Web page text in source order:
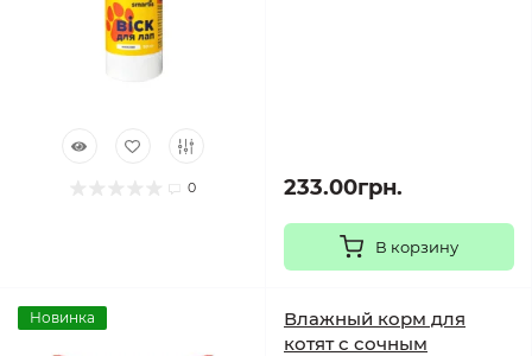
0 233.00грн.
В корзину
Новинка
Влажный корм для
котят с сочным